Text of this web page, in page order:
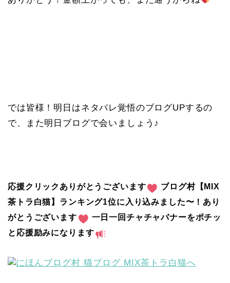
では皆様！明日はネタバレ覚悟のブログUPするの
で、また明日ブログで会いましょう♪
応援クリックありがとうございます
ブログ村【MIX
茶トラ白猫】ランキング1位に入り込みました〜！あり
がとうございます
一日一回チャチャバナーをポチッ
と応援励みになります